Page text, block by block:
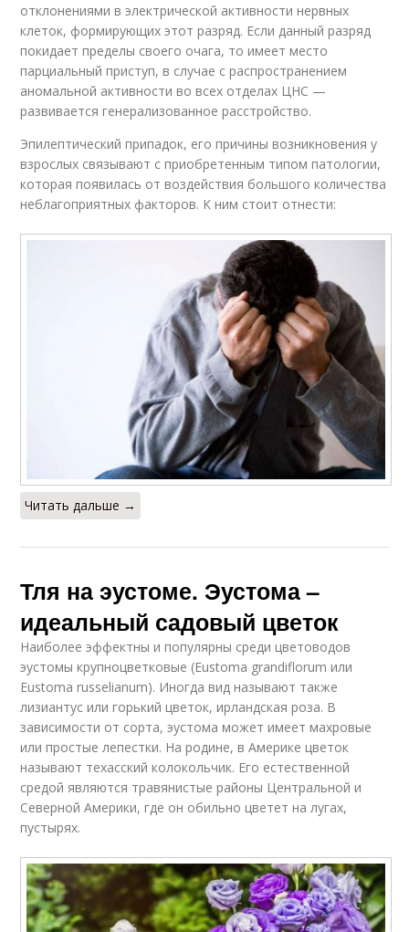
отклонениями в электрической активности нервных
клеток, формирующих этот разряд. Если данный разряд
покидает пределы своего очага, то имеет место
парциальный приступ, в случае с распространением
аномальной активности во всех отделах ЦНС —
развивается генерализованное расстройство.
Эпилептический припадок, его причины возникновения у
взрослых связывают с приобретенным типом патологии,
которая появилась от воздействия большого количества
неблагоприятных факторов. К ним стоит отнести:
Читать дальше →
Тля на эустоме. Эустома –
идеальный садовый цветок
Наиболее эффектны и популярны среди цветоводов
эустомы крупноцветковые (Eustoma grandiflorum или
Eustoma russelianum). Иногда вид называют также
лизиантус или горький цветок, ирландская роза. В
зависимости от сорта, эустома может имеет махровые
или простые лепестки. На родине, в Америке цветок
называют техасский колокольчик. Его естественной
средой являются травянистые районы Центральной и
Северной Америки, где он обильно цветет на лугах,
пустырях.